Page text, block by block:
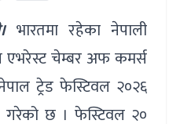
भारतमा रहेका नेपाली
एभरेस्ट चेम्बर अफ कमर्स
नेपाल ट्रेड फेस्टिवल २०२६
गरेको छ । फेस्टिवल २०